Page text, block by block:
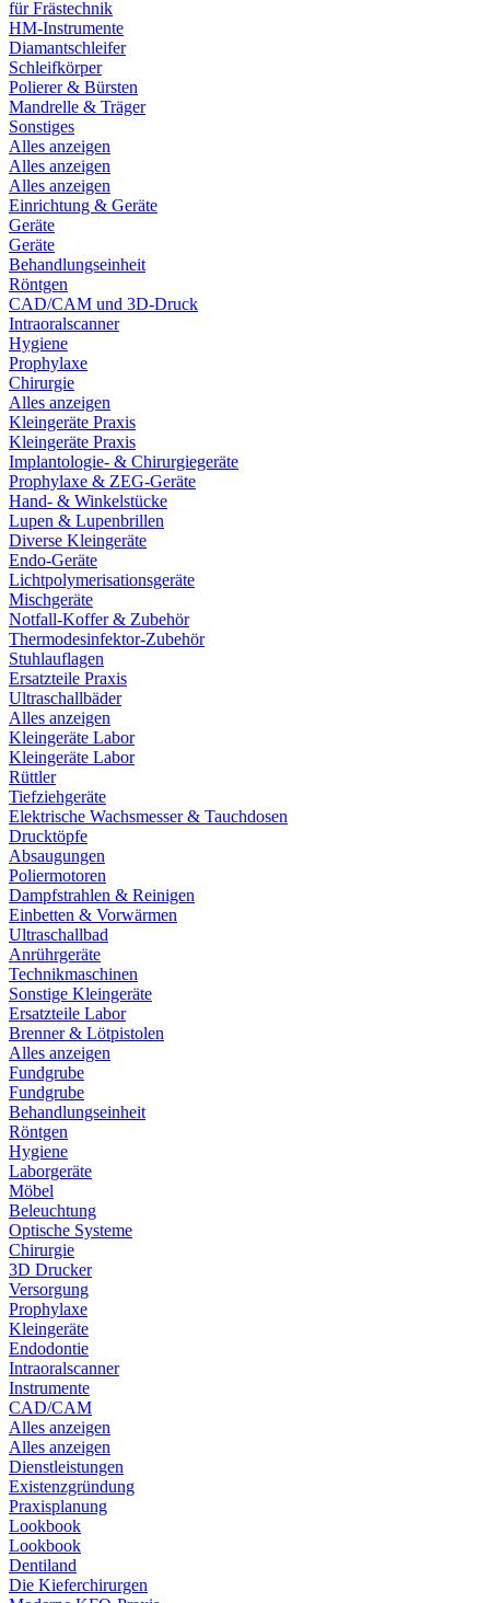
für Frästechnik
HM-Instrumente
Diamantschleifer
Schleifkörper
Polierer & Bürsten
Mandrelle & Träger
Sonstiges
Alles anzeigen
Alles anzeigen
Alles anzeigen
Einrichtung & Geräte
Geräte
Geräte
Behandlungseinheit
Röntgen
CAD/CAM und 3D-Druck
Intraoralscanner
Hygiene
Prophylaxe
Chirurgie
Alles anzeigen
Kleingeräte Praxis
Kleingeräte Praxis
Implantologie- & Chirurgiegeräte
Prophylaxe & ZEG-Geräte
Hand- & Winkelstücke
Lupen & Lupenbrillen
Diverse Kleingeräte
Endo-Geräte
Lichtpolymerisationsgeräte
Mischgeräte
Notfall-Koffer & Zubehör
Thermodesinfektor-Zubehör
Stuhlauflagen
Ersatzteile Praxis
Ultraschallbäder
Alles anzeigen
Kleingeräte Labor
Kleingeräte Labor
Rüttler
Tiefziehgeräte
Elektrische Wachsmesser & Tauchdosen
Drucktöpfe
Absaugungen
Poliermotoren
Dampfstrahlen & Reinigen
Einbetten & Vorwärmen
Ultraschallbad
Anrührgeräte
Technikmaschinen
Sonstige Kleingeräte
Ersatzteile Labor
Brenner & Lötpistolen
Alles anzeigen
Fundgrube
Fundgrube
Behandlungseinheit
Röntgen
Hygiene
Laborgeräte
Möbel
Beleuchtung
Optische Systeme
Chirurgie
3D Drucker
Versorgung
Prophylaxe
Kleingeräte
Endodontie
Intraoralscanner
Instrumente
CAD/CAM
Alles anzeigen
Alles anzeigen
Dienstleistungen
Existenzgründung
Praxisplanung
Lookbook
Lookbook
Dentiland
Die Kieferchirurgen